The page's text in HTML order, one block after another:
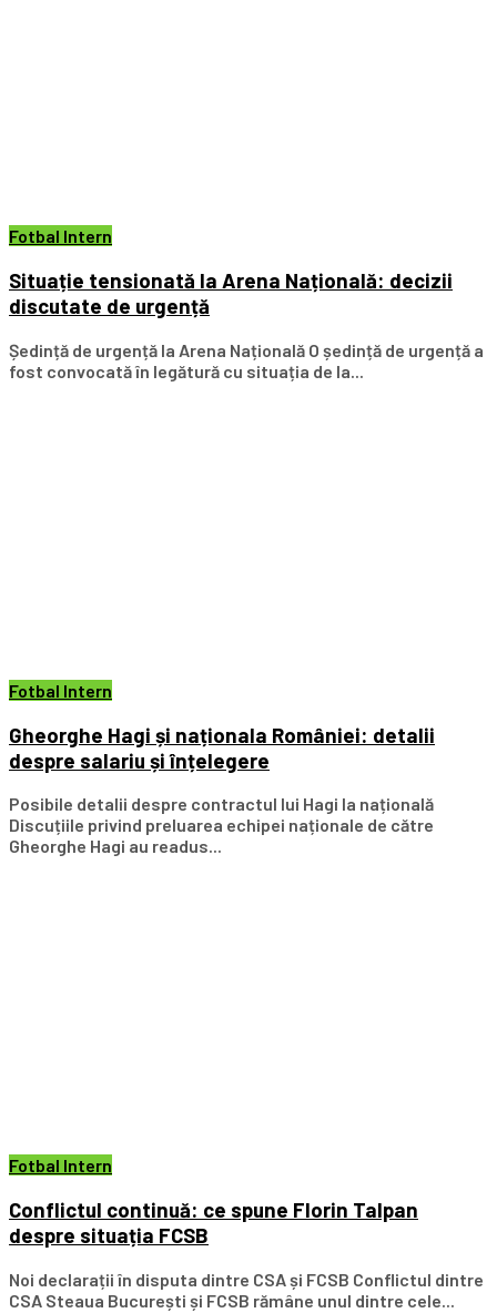
Fotbal Intern
Situație tensionată la Arena Națională: decizii
discutate de urgență
Ședință de urgență la Arena Națională O ședință de urgență a
fost convocată în legătură cu situația de la...
Fotbal Intern
Gheorghe Hagi și naționala României: detalii
despre salariu și înțelegere
Posibile detalii despre contractul lui Hagi la națională
Discuțiile privind preluarea echipei naționale de către
Gheorghe Hagi au readus...
Fotbal Intern
Conflictul continuă: ce spune Florin Talpan
despre situația FCSB
Noi declarații în disputa dintre CSA și FCSB Conflictul dintre
CSA Steaua București și FCSB rămâne unul dintre cele...